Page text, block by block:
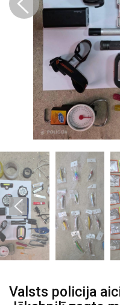
Valsts policija